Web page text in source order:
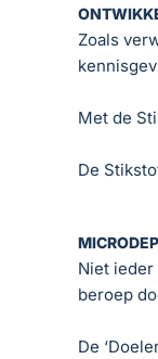
Zoals
Met de
De
Niet
beroep
De